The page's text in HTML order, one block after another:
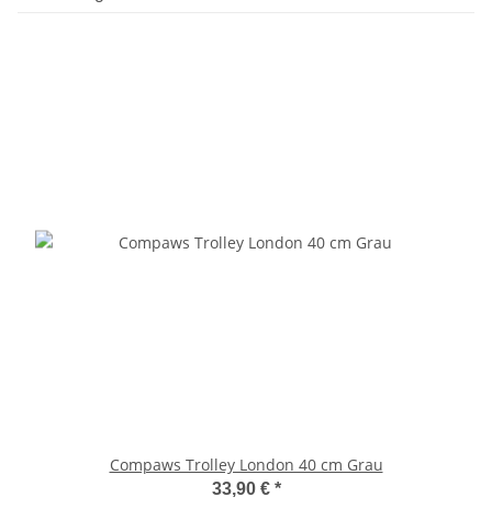
Compaws Trolley London 40 cm Grau
33,90 € *